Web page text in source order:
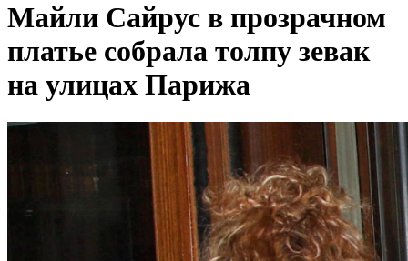
Майли Сайрус в прозрачном
платье собрала толпу зевак
на улицах Парижа